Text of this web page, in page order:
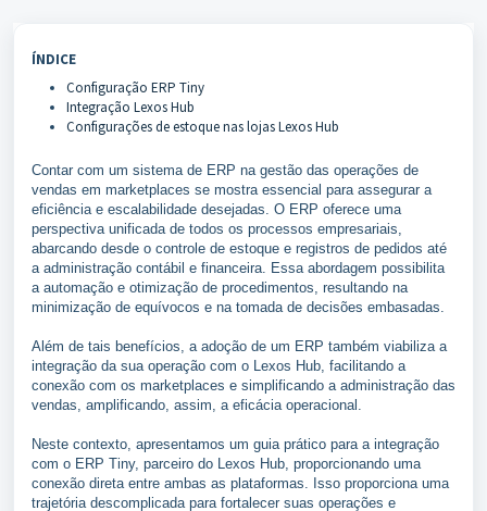
ÍNDICE
Configuração ERP Tiny
Integração Lexos Hub
Configurações de estoque nas lojas Lexos Hub
Contar com um sistema de ERP na gestão das operações de
vendas em marketplaces se mostra essencial para assegurar a
eficiência e escalabilidade desejadas. O ERP oferece uma
perspectiva unificada de todos os processos empresariais,
abarcando desde o controle de estoque e registros de pedidos até
a administração contábil e financeira. Essa abordagem possibilita
a automação e otimização de procedimentos, resultando na
minimização de equívocos e na tomada de decisões embasadas.
Além de tais benefícios, a adoção de um ERP também viabiliza a
integração da sua operação com o Lexos Hub, facilitando a
conexão com os marketplaces e simplificando a administração das
vendas, amplificando, assim, a eficácia operacional.
Neste contexto, apresentamos um guia prático para a integração
com o ERP Tiny, parceiro do Lexos Hub, proporcionando uma
conexão direta entre ambas as plataformas. Isso proporciona uma
trajetória descomplicada para fortalecer suas operações e